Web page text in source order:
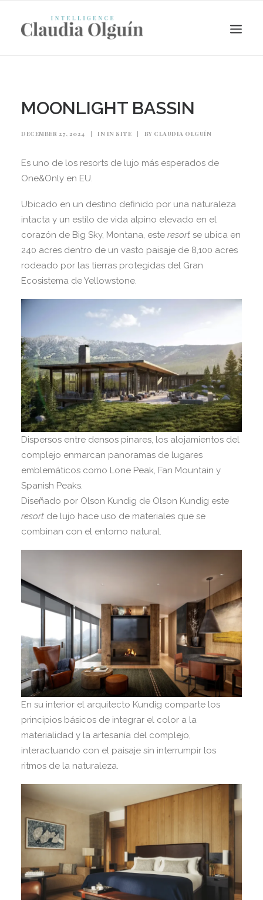
Search
MOONLIGHT BASSIN
DECEMBER 27, 2024 | IN IN SITE | BY CLAUDIA OLGUÍN
Es uno de los resorts de lujo más esperados de
One&Only en EU.
Ubicado en un destino definido por una naturaleza
intacta y un estilo de vida alpino elevado en el
corazón de Big Sky, Montana, este resort se ubica en
240 acres dentro de un vasto paisaje de 8,100 acres
rodeado por las tierras protegidas del Gran
Ecosistema de Yellowstone.
Dispersos entre densos pinares, los alojamientos del
complejo enmarcan panoramas de lugares
emblemáticos como Lone Peak, Fan Mountain y
Spanish Peaks.
Diseñado por Olson Kundig de Olson Kundig este
resort de lujo hace uso de materiales que se
combinan con el entorno natural.
En su interior el arquitecto Kundig comparte los
principios básicos de integrar el color a la
materialidad y la artesanía del complejo,
interactuando con el paisaje sin interrumpir los
ritmos de la naturaleza.